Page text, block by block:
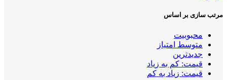
مرتب سازی بر اساس
محبوبیت
متوسط امتیاز
جدیدترین
قیمت: کم به زیاد
قیمت: زیاد به کم